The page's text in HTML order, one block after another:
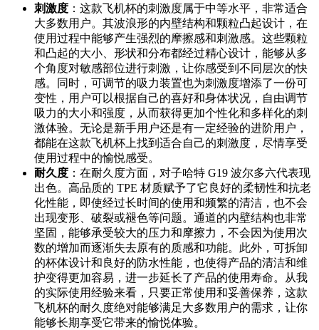
刺激度 ：这款飞机杯的刺激度属于中等水平，非常适合
大多数用户。其波浪形的内壁结构和颗粒凸起设计，在
使用过程中能够产生强烈的摩擦感和刺激感。这些颗粒
和凸起的大小、形状和分布都经过精心设计，能够从多
个角度对敏感部位进行刺激，让你感受到不同层次的快
感。同时，可调节的吸力装置也为刺激度增添了一份可
变性，用户可以根据自己的喜好和身体状况，自由调节
吸力的大小和强度，从而获得更加个性化和多样化的刺
激体验。无论是新手用户还是有一定经验的进阶用户，
都能在这款飞机杯上找到适合自己的刺激度，尽情享受
使用过程中的愉悦感受。
耐久度 ：在耐久度方面，对子哈特 G19 波尔多六代表现
出色。高品质的 TPE 材质赋予了它良好的柔韧性和抗老
化性能，即使经过长时间的使用和频繁的清洁，也不会
出现变形、破裂或褪色等问题。通道的内壁结构也非常
坚固，能够承受较大的压力和摩擦力，不会因为使用次
数的增加而逐渐失去原有的质感和功能。此外，可拆卸
的杯体设计和良好的防水性能，也使得产品的清洁和维
护变得更加容易，进一步延长了产品的使用寿命。从我
的实际使用经验来看，只要正常使用和妥善保养，这款
飞机杯的耐久度绝对能够满足大多数用户的需求，让你
能够长期享受它带来的愉悦体验。